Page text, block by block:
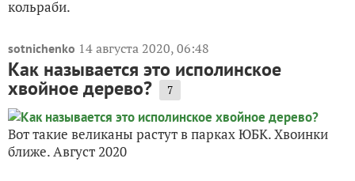
кольраби.
sotnichenko 14 августа 2020, 06:48
Как называется это исполинское
хвойное дерево? 7
Вот такие великаны растут в парках ЮБК. Хвоинки
ближе. Август 2020